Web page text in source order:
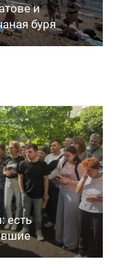
и
буря
есть